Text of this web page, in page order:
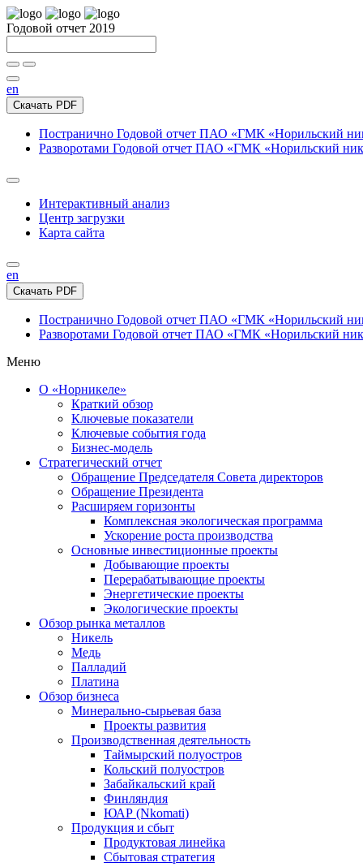
Годовой отчет 2019
en
Скачать PDF
Постранично Годовой отчет ПАО «ГМК «Норильский
Разворотами Годовой отчет ПАО «ГМК «Норильский
Интерактивный анализ
Центр загрузки
Карта сайта
en
Скачать PDF
Постранично Годовой отчет ПАО «ГМК «Норильский
Разворотами Годовой отчет ПАО «ГМК «Норильский
Меню
О «Норникеле»
Краткий обзор
Ключевые показатели
Ключевые события года
Бизнес-модель
Стратегический отчет
Обращение Председателя Совета директоров
Обращение Президента
Расширяем горизонты
Комплексная экологическая программа
Ускорение роста производства
Основные инвестиционные проекты
Добывающие проекты
Перерабатывающие проекты
Энергетические проекты
Экологические проекты
Обзор рынка металлов
Никель
Медь
Палладий
Платина
Обзор бизнеса
Минерально-сырьевая база
Проекты развития
Производственная деятельность
Таймырский полуостров
Кольский полуостров
Забайкальский край
Финляндия
ЮАР (Nkomati)
Продукция и сбыт
Продуктовая линейка
Сбытовая стратегия